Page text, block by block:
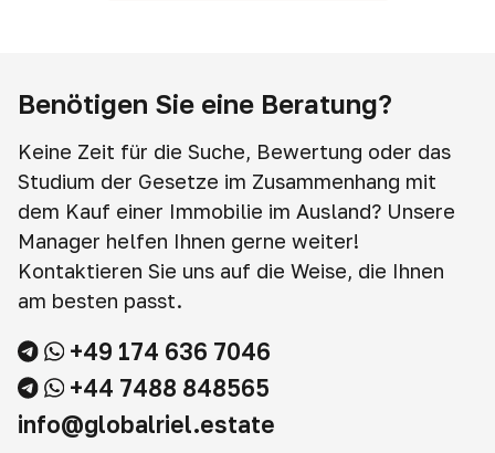
Benötigen Sie eine Beratung?
Keine Zeit für die Suche, Bewertung oder das
Studium der Gesetze im Zusammenhang mit
dem Kauf einer Immobilie im Ausland? Unsere
Manager helfen Ihnen gerne weiter!
Kontaktieren Sie uns auf die Weise, die Ihnen
am besten passt.
+49 174 636 7046
+44 7488 848565
info@globalriel.estate